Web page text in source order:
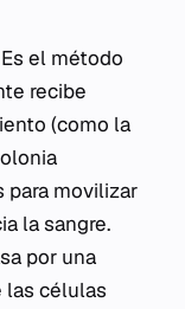
Es el método
recibe
(como la
para movilizar
la sangre.
por una
las células